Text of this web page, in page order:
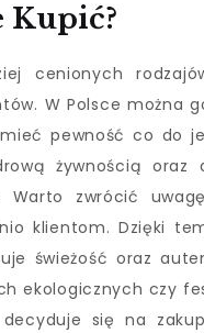
Kupić?
cenionych
W Polsce można
pewność co do
żywnością oraz
Warto zwrócić
klientom. Dzięki
świeżość oraz
ekologicznych czy
się na